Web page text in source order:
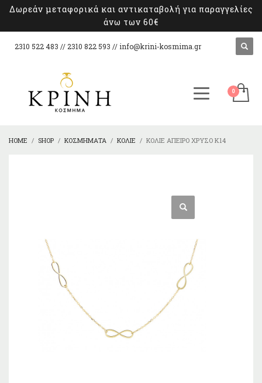
Δωρεάν μεταφορικά και αντικαταβολή για παραγγελίες
άνω των 60€
2310 522 483 // 2310 822 593 // info@krini-kosmima.gr
HOME SHOP ΚΟΣΜΉΜΑΤΑ ΚΟΛΙΈ ΚΟΛΙΈ ΆΠΕΙΡΟ ΧΡΥΣΌ Κ14